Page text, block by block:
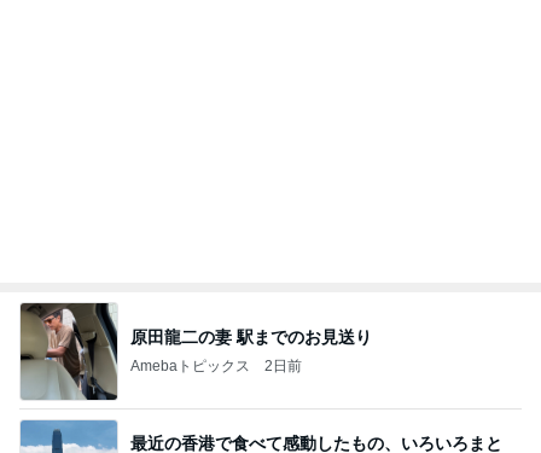
原田龍二の妻 駅までのお見送り
Amebaトピックス 2日前
最近の香港で食べて感動したもの、いろいろまと